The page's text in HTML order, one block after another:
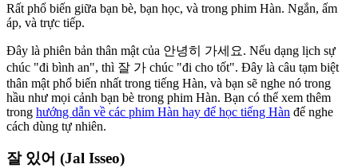
Rất phổ biến giữa bạn bè, bạn học, và trong phim Hàn. Ngắn, ấm
áp, và trực tiếp.
Đây là phiên bản thân mật của 안녕히 가세요. Nếu dạng lịch sự
chúc "đi bình an", thì 잘 가 chúc "đi cho tốt". Đây là câu tạm biệt
thân mật phổ biến nhất trong tiếng Hàn, và bạn sẽ nghe nó trong
hầu như mọi cảnh bạn bè trong phim Hàn. Bạn có thể xem thêm
trong hướng dẫn về các phim Hàn hay để học tiếng Hàn để nghe
cách dùng tự nhiên.
잘 있어 (Jal Isseo)